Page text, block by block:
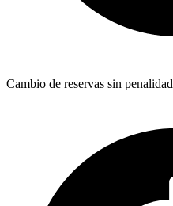
Cambio de reservas sin penalidad